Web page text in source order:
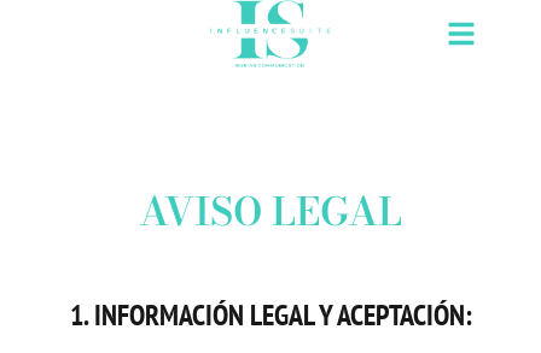
AVISO LEGAL
1. INFORMACIÓN LEGAL Y ACEPTACIÓN: